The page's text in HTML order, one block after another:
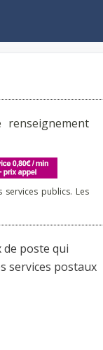
publics. Les
de poste qui
services postaux